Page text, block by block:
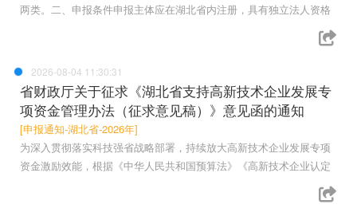
两类。二、申报条件申报主体应在湖北省内注册，具有独立法人资格
2026-08-04 11:30:31
省财政厅关于征求《湖北省支持高新技术企业发展专
项资金管理办法（征求意见稿）》意见函的通知
[申报通知-湖北省-2026年]
为深入贯彻落实科技强省战略部署，持续放大高新技术企业发展专项
资金激励效能，根据《中华人民共和国预算法》《高新技术企业认定